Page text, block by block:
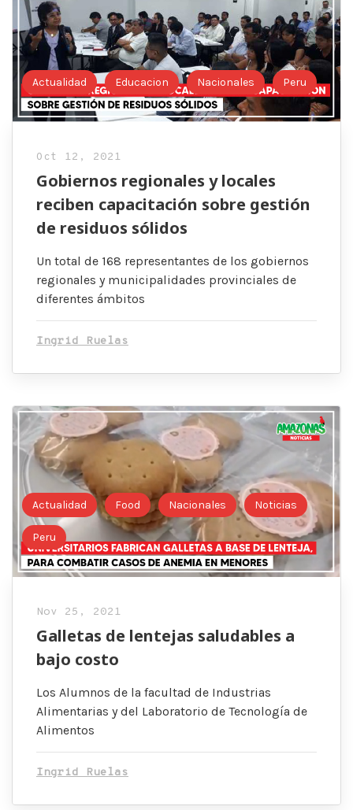
Actualidad Educacion Nacionales Peru
Oct 12, 2021
Gobiernos regionales y locales
reciben capacitación sobre gestión
de residuos sólidos
Un total de 168 representantes de los gobiernos
regionales y municipalidades provinciales de
diferentes ámbitos
Ingrid Ruelas
Actualidad Food Nacionales Noticias
Peru
Nov 25, 2021
Galletas de lentejas saludables a
bajo costo
Los Alumnos de la facultad de Industrias
Alimentarias y del Laboratorio de Tecnología de
Alimentos
Ingrid Ruelas